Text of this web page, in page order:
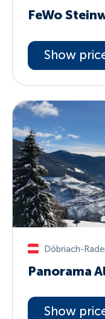
FeWo
Show
Döbriach-
Panorama
Show